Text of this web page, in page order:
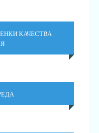
КАЧЕСТВА